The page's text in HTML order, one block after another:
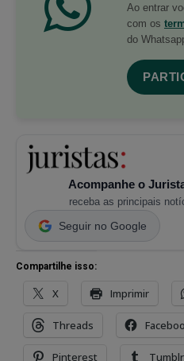
Ao entrar
com os
do
Acompanhe o
receba as principais
Seguir no Google
Compartilhe isso:
X Imprimir
Threads
Pinterest Tumblr